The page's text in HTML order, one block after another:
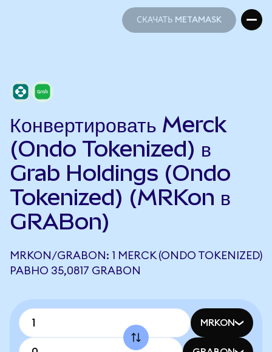
СКАЧАТЬ METAMASK
Конвертировать Merck
(Ondo Tokenized) в
Grab Holdings (Ondo
Tokenized) (MRKon в
GRABon)
MRKON/GRABON: 1 MERCK (ONDO TOKENIZED)
РАВНО 35,0817 GRABON
MRKON